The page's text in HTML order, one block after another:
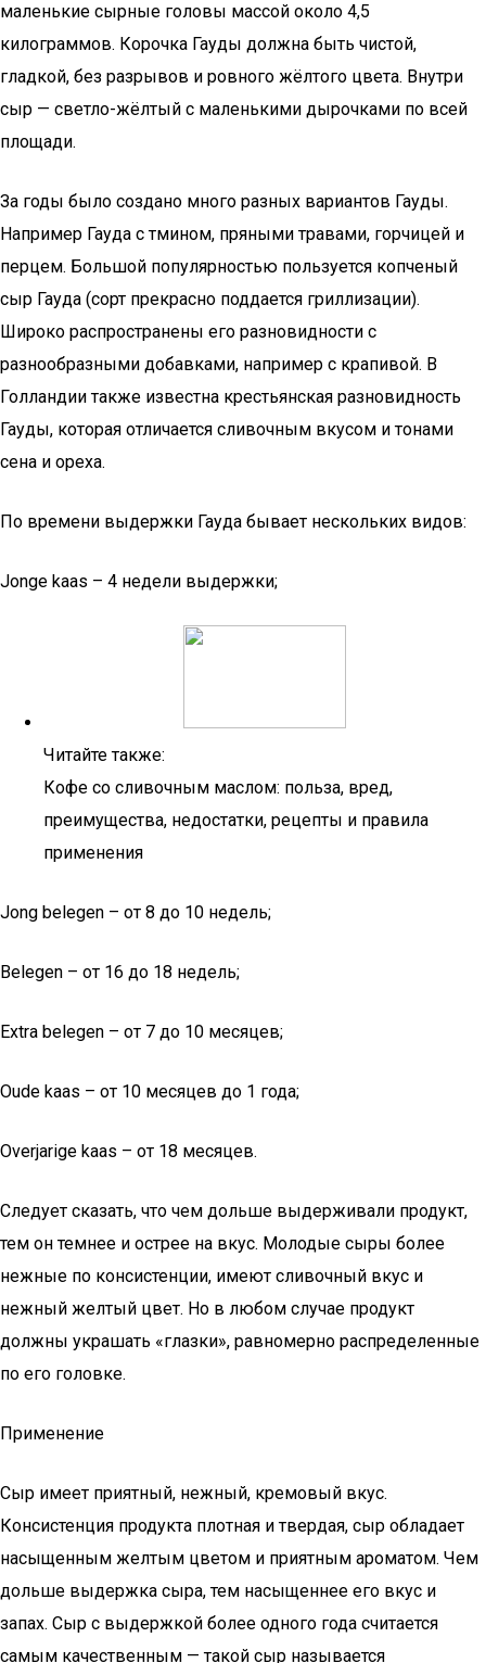
маленькие сырные головы массой около 4,5
килограммов. Корочка Гауды должна быть чистой,
гладкой, без разрывов и ровного жёлтого цвета. Внутри
сыр — светло-жёлтый с маленькими дырочками по всей
площади.
За годы было создано много разных вариантов Гауды.
Например Гауда с тмином, пряными травами, горчицей и
перцем. Большой популярностью пользуется копченый
сыр Гауда (сорт прекрасно поддается гриллизации).
Широко распространены его разновидности с
разнообразными добавками, например с крапивой. В
Голландии также известна крестьянская разновидность
Гауды, которая отличается сливочным вкусом и тонами
сена и ореха.
По времени выдержки Гауда бывает нескольких видов:
Jonge kaas – 4 недели выдержки;
Читайте также:
Кофе со сливочным маслом: польза, вред,
преимущества, недостатки, рецепты и правила
применения
Jong belegen – от 8 до 10 недель;
Belegen – от 16 до 18 недель;
Extra belegen – от 7 до 10 месяцев;
Oude kaas – от 10 месяцев до 1 года;
Overjarige kaas – от 18 месяцев.
Следует сказать, что чем дольше выдерживали продукт,
тем он темнее и острее на вкус. Молодые сыры более
нежные по консистенции, имеют сливочный вкус и
нежный желтый цвет. Но в любом случае продукт
должны украшать «глазки», равномерно распределенные
по его головке.
Применение
Сыр имеет приятный, нежный, кремовый вкус.
Консистенция продукта плотная и твердая, сыр обладает
насыщенным желтым цветом и приятным ароматом. Чем
дольше выдержка сыра, тем насыщеннее его вкус и
запах. Сыр с выдержкой более одного года считается
самым качественным — такой сыр называется